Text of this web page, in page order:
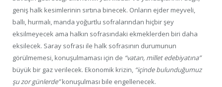
geniş halk kesimlerinin sırtına binecek. Onların ejder meyveli,
ballı, hurmalı, manda yoğurtlu sofralarından hiçbir şey
eksilmeyecek ama halkın sofrasındaki ekmeklerden biri daha
eksilecek. Saray sofrası ile halk sofrasının durumunun
görülmemesi, konuşulmaması için de “vatan, millet edebiyatına”
büyük bir gaz verilecek. Ekonomik krizin, “içinde bulunduğumuz
şu zor günlerde”konuşulması bile engellenecek.